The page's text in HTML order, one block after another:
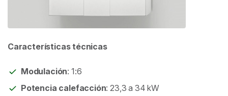
Características técnicas
Modulación: 1:6
Potencia calefacción: 23,3 a 34 kW